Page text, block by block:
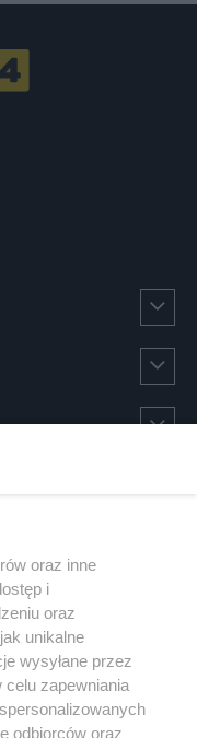
oraz inne
i
oraz
unikalne
wysyłane przez
celu zapewniania
odbiorców oraz